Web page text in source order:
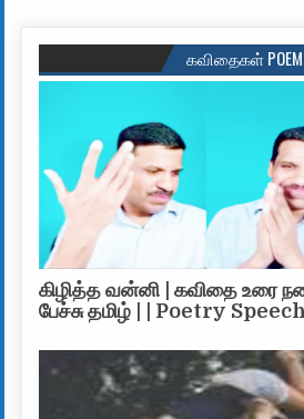
கவிதைகள்
கிழித்த வன்னி | கவிதை உரை
பேச்சு தமிழ் | | Poetry